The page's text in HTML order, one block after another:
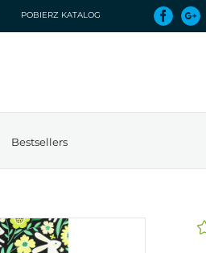
POBIERZ KATALOG
Bestsellers